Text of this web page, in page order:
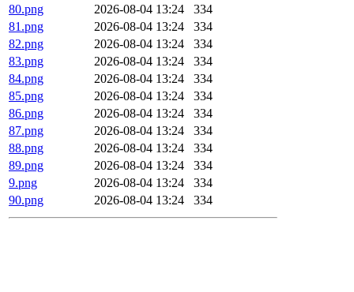
80.png
2026-08-04 13:24
334
81.png
2026-08-04 13:24
334
82.png
2026-08-04 13:24
334
83.png
2026-08-04 13:24
334
84.png
2026-08-04 13:24
334
85.png
2026-08-04 13:24
334
86.png
2026-08-04 13:24
334
87.png
2026-08-04 13:24
334
88.png
2026-08-04 13:24
334
89.png
2026-08-04 13:24
334
9.png
2026-08-04 13:24
334
90.png
2026-08-04 13:24 334